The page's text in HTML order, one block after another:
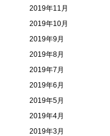
2019年11月
2019年10月
2019年9月
2019年8月
2019年7月
2019年6月
2019年5月
2019年4月
2019年3月